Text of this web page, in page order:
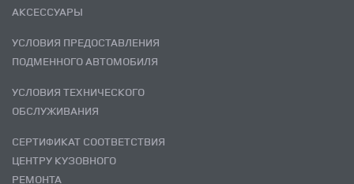
АКСЕССУАРЫ
УСЛОВИЯ ПРЕДОСТАВЛЕНИЯ
ПОДМЕННОГО АВТОМОБИЛЯ
УСЛОВИЯ ТЕХНИЧЕСКОГО
ОБСЛУЖИВАНИЯ
СЕРТИФИКАТ СООТВЕТСТВИЯ
ЦЕНТРУ КУЗОВНОГО
РЕМОНТА